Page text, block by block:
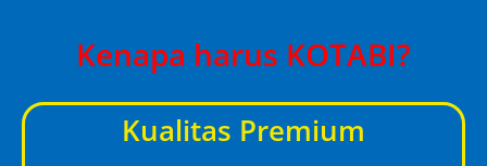
Kenapa harus KOTABI?
Kualitas Premium